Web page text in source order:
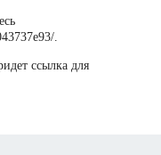
.
ссылка для